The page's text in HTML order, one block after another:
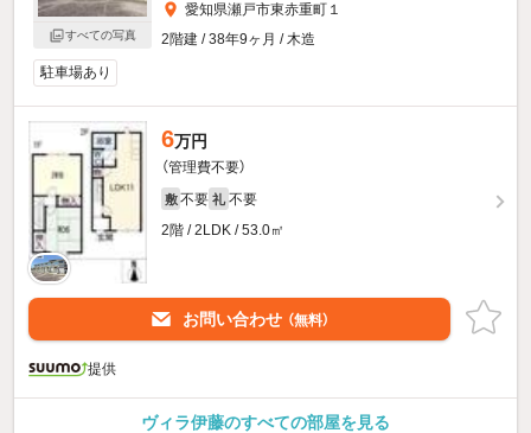
すべての写真
愛知県瀬戸市東赤重町１
2階建 / 38年9ヶ月 / 木造
駐車場あり
6万円
（管理費不要）
敷 不要 礼 不要
2階 / 2LDK / 53.0㎡
お問い合わせ （無料）
提供
ヴィラ伊藤のすべての部屋を見る